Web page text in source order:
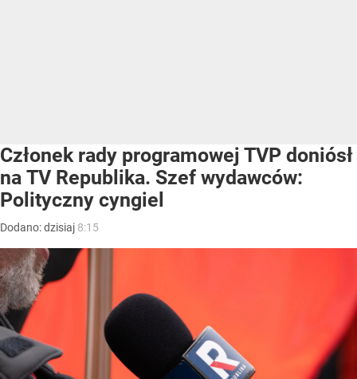
Członek rady programowej TVP doniósł
na TV Republika. Szef wydawców:
Polityczny cyngiel
Dodano:dzisiaj 8:15